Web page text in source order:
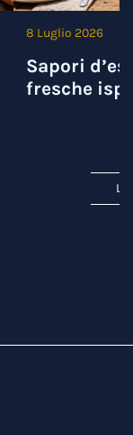
8 Luglio 2026
Sapori
fresche